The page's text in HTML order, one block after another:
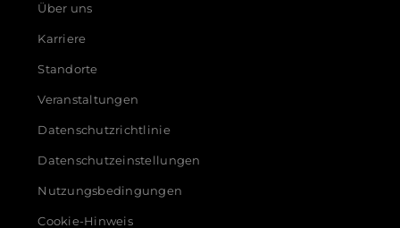
Über uns
Karriere
Standorte
Veranstaltungen
Datenschutzrichtlinie
Datenschutzeinstellungen
Nutzungsbedingungen
Cookie-Hinweis